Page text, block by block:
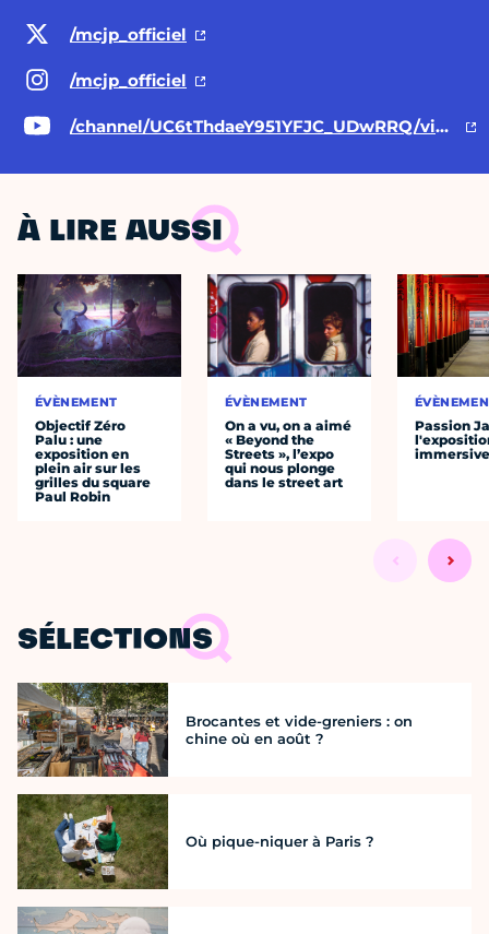
/mcjp_officiel
/mcjp_officiel
/channel/UC6tThdaeY951YFJC_UDwRRQ/videos
À LIRE AUSSI
ÉVÈNEMENT
Objectif Zéro
Palu : une
exposition en
plein air sur les
grilles du square
Paul Robin
ÉVÈNEMENT
On a vu, on a aimé
« Beyond the
Streets », l’expo
qui nous plonge
dans le street art
Passion
SÉLECTIONS
Brocantes et vide-greniers : on
chine où en août ?
Où pique-niquer à Paris ?